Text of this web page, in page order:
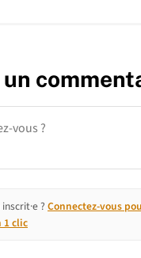
? Connectez-vous
1 clic